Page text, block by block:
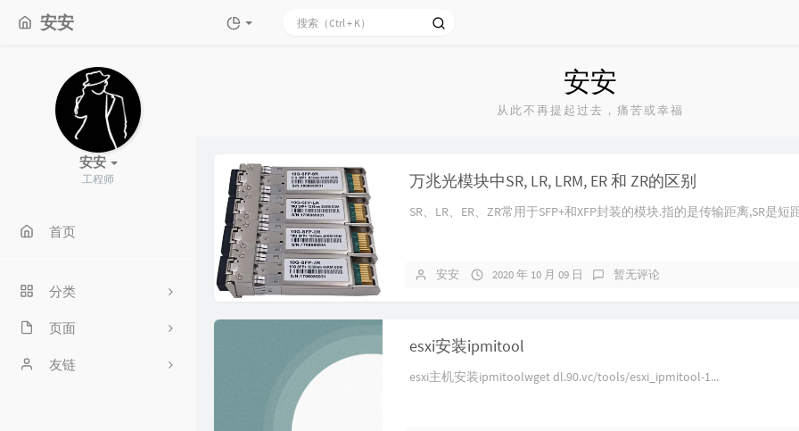
安安
安安
工程师
首页
分类
46
虚拟化
页面
文章归档
友链
安安
从此不再提起过去，痛苦或幸福
万兆光模块中SR, LR, LRM, ER 和 ZR的区别
SR、LR、ER、ZR常用于SFP+和XFP封装的模块.指的是传输距离,SR是
安安 2020 年 10 月 09 日 暂无评论
esxi安装ipmitool
esxi主机安装ipmitoolwget dl.90.vc/tools/esxi_ipmitool-1...